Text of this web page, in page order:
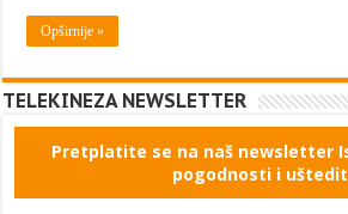
Opširnije »
TELEKINEZA NEWSLETTER
Pretplatite se na naš newsletter
pogodnosti i